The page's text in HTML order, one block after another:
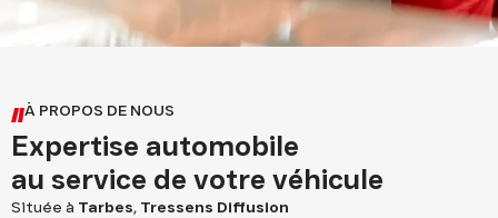
À PROPOS DE NOUS
Expertise automobile
au service de votre véhicule
Située à Tarbes, Tressens Diffusion